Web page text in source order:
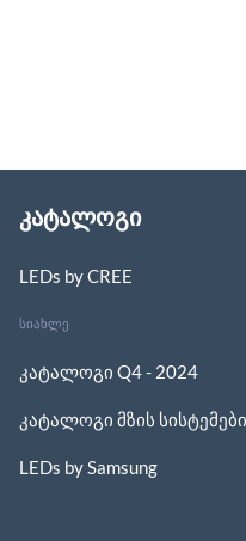
კატალოგი
LEDs by CREE
სიახლე
კატალოგი Q4 - 2024
კატალოგი მზის სისტემები
LEDs by Samsung